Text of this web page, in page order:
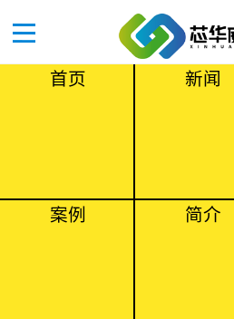
首页 新闻
案例 简介